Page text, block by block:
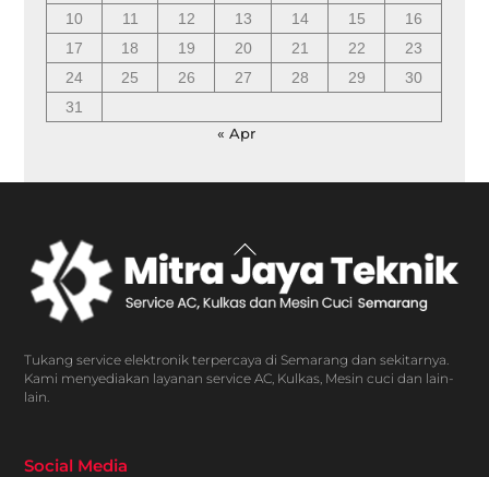
10
11 12 13 14 15
16
17
18 19 20 21 22
23
24
25 26 27 28 29
30
31
« Apr
To
Top
Tukang service elektronik terpercaya di Semarang dan sekitarnya.
Kami menyediakan layanan service AC, Kulkas, Mesin cuci dan lain-
lain.
Social Media